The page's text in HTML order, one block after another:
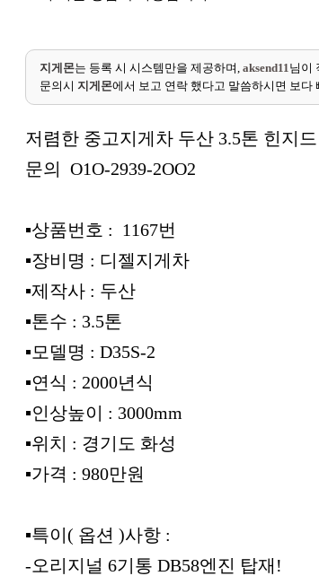
지게몬는 등록 시 시스템만을 제공하며, aksend11 님이
문의시 지게몬에서 보고 연락 했다고 말씀하시면 보다
저렴한 중고지게차 두산 3.5톤 힌지
문의 O1O-2939-2OO2
▪︎상품번호 : 1167번
▪︎장비명 : 디젤지게차
▪︎제작사 : 두산
▪︎톤수 : 3.5톤
▪︎모델명 : D35S-2
▪︎연식 : 2000년식
▪︎인상높이 : 3000mm
▪︎위치 : 경기도 화성
▪︎가격 : 980만원
▪︎특이( 옵션 )사항 :
-오리지널 6기통 DB58엔진 탑재!